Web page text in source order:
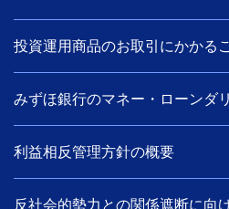
投資運用商品のお取引にかかる
みずほ銀行のマネー・ローンダ
利益相反管理方針の概要
反社会的勢力との関係遮断に向